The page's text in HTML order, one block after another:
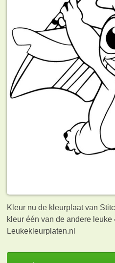
Kleur nu de kleurplaat van
kleur één van de andere leuke
Leukekleurplaten.nl